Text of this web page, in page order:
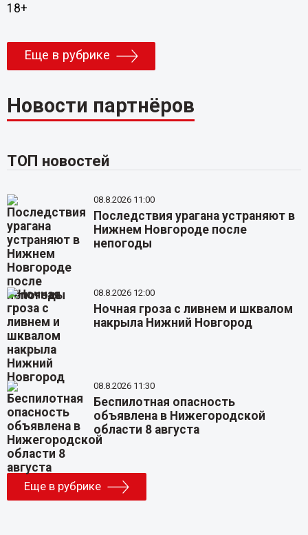
18+
Еще в рубрике
Новости партнёров
ТОП новостей
08.8.2026 11:00
Последствия урагана устраняют в
Нижнем Новгороде после
непогоды
08.8.2026 12:00
Ночная гроза с ливнем и шквалом
накрыла Нижний Новгород
08.8.2026 11:30
Беспилотная опасность
объявлена в Нижегородской
области 8 августа
Еще в рубрике